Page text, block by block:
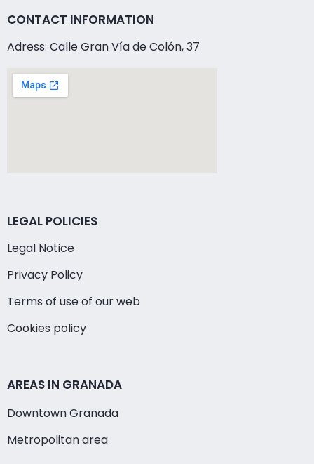
CONTACT INFORMATION
Adress: Calle Gran Vía de Colón, 37
LEGAL POLICIES
Legal Notice
Privacy Policy
Terms of use of our web
Cookies policy
AREAS IN GRANADA
Downtown Granada
Metropolitan area